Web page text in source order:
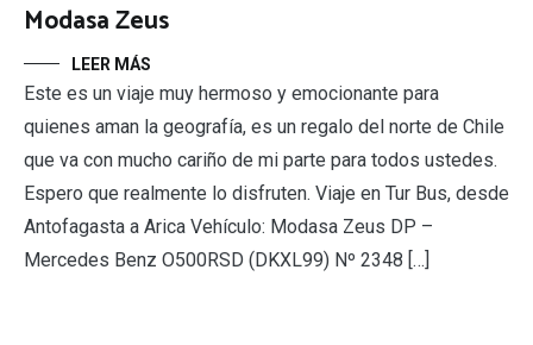
Modasa Zeus
LEER MÁS
Este es un viaje muy hermoso y emocionante para
quienes aman la geografía, es un regalo del norte de Chile
que va con mucho cariño de mi parte para todos ustedes.
Espero que realmente lo disfruten. Viaje en Tur Bus, desde
Antofagasta a Arica Vehículo: Modasa Zeus DP –
Mercedes Benz O500RSD (DKXL99) Nº 2348 […]